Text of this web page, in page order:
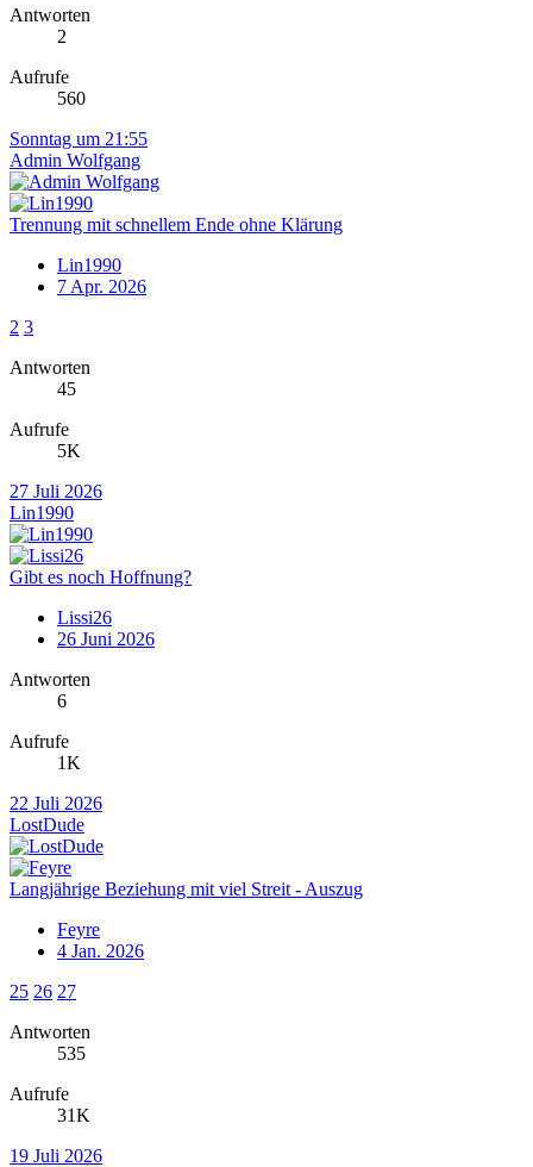
Antworten
2
Aufrufe
560
Sonntag um 21:55
Admin Wolfgang
Trennung mit schnellem Ende ohne Klärung
Lin1990
7 Apr. 2026
2 3
Antworten
45
Aufrufe
5K
27 Juli 2026
Lin1990
Gibt es noch Hoffnung?
Lissi26
26 Juni 2026
Antworten
6
Aufrufe
1K
22 Juli 2026
LostDude
Langjährige Beziehung mit viel Streit - Auszug
Feyre
4 Jan. 2026
25 26 27
Antworten
535
Aufrufe
31K
19 Juli 2026